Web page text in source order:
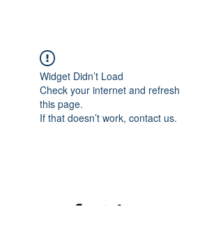
Widget Didn’t Load
Check your internet and refresh
this page.
If that doesn’t work, contact us.